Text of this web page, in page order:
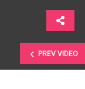
PREV VIDEO